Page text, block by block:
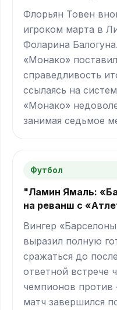
Флорьян Товен
игроком марта в
Фоларина
«Монако»
справедливость
ссылаясь на
«Монако»
занимая седьмое
Футбол
"Ламин Ямаль:
на реванш с
Вингер
выразил полную
сражаться до
ответной встрече
чемпионов против
матч завершился